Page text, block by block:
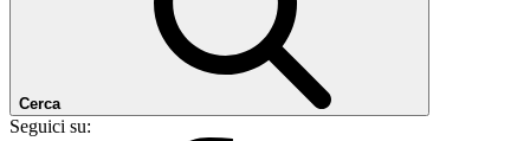
Cerca
Seguici su: